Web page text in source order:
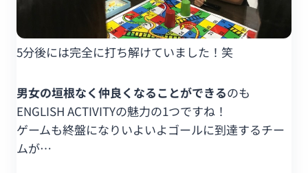
5分後には完全に打ち解けていました！笑
男女の垣根なく仲良くなることができるのも
ENGLISH ACTIVITYの魅力の1つですね！
ゲームも終盤になりいよいよゴールに到達するチー
ムが…